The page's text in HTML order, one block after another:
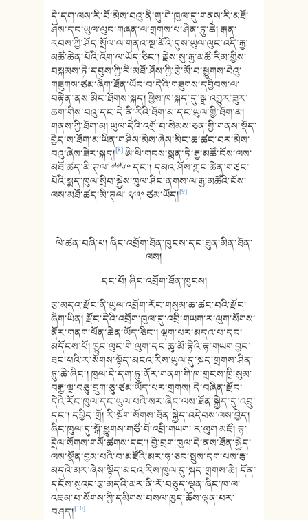
དེ་དག་ལས་རི་བོ་མེས་བའུ་ནི་གུ་གེ་ཁུལ་དུ་གནས་རི་མཐོ་
ཤོས་དང་ཡུལ་ལུང་གཞན་ལ་གྲགས་པ་ཤིན་ཏུ་ཆེ། རྒན་
རབས་ཀྱི་ཤོད་སྲོལ་ལ་གནའ་སྔ་མོའི་དུས་ཡུལ་ལུང་འདི་རྒྱ་
མཚོ་ཆེན་པོའི་འོག་ལ་ཡོད་ཅིང་། རྗེས་སུ་རྒྱ་མཚོ་རིམ་གྱིས་
བསྐམས་ཏེ་དབུས་ཀྱི་རི་མཐོ་ཤོས་ཀྱི་རྩེ་མོ་བ་ཕྱུགས་བེའུ་
གཟུགས་ཙམ་ཞིག་ཐོན་ཡོང་བ་དེའི་གཟུགས་དབྱིབས་ལ་
བརྟེན་ནས་མིང་ཐོགས་སྐད། ཕྱིས་ཁ་སྐད་དུ་སྒྲ་འགྱུར་ཟུར་
ཆག་གིས་བའུ་དང་དེ་ནི་རིའི་ཐོག་མ་དང་ཡུལ་གྱི་ཐོག་མ།
གནས་ཀྱི་ཐོག་མ། ཡུལ་དེའི་འགྲོ་བ་སེམས་ཅན་གྱི་གནས་སྡོད་
བྱེད་ས་ཐོག་མ་ཡིན་གཤིས་མེས་ཞེས་མིང་ཆ་ཚང་བར་མེས་
བའུ་ཞེས་ཟེར་སྐད།[8]ཨི་ཕི་གངས་སྨན་ཏེ་རྒྱ་མཚོ་ངོས་ལས་
མཐོ་ཚད་མི་ཊལ་ ༧༧༦༠ དང་། དམའ་ཤོས་གླང་ཆེན་གཙང་
པོའི་སྨད་ཁུལ་སྲིབ་སྐྱེས་ཁུལ་ཤིང་ནགས་ལ་རྒྱ་མཚོའི་ངོས་
ལས་མཐོ་ཚད་མི་ཊལ་ ༢༩༣༠ ཙམ་ཡོད།[9]
ལེ་ཚན་བཞི་པ། ཞིང་འབྲོག་ཐོན་ཁུངས་དང་ཐུན་མིན་ཐོན་
ལས།
དང་པོ། ཞིང་འབྲོག་ཐོན་ཁུངས།
རྩ་མདའ་རྫོང་ནི་ཡུལ་འབྲོག་རོང་གསུམ་ཆ་ཚང་བའི་རྫོང་
ཞིག་ཡིན། རྫོང་དེའི་འབྲོག་ཁུལ་དུ་འབྲི་གཡག་ར་ལུག་སོགས་
ནོར་གནག་ཕོན་ཆེན་ཡོད་ཅིང་། ལྷག་པར་མདའ་པ་དང་
མདོངས་པོ། ཁྱུང་ལུང་གི་ལུག་དང་ཆུ་མོ་རྟིའི་རྟ་གཡག བྱང་
ཐང་པའི་ར་སོགས་སྟོད་མངའ་རིས་ཡུལ་དུ་སྐད་གྲགས་ཤིན་
ཏུ་ཆེ་ཞིང་། ཁུལ་དེ་དག་ཏུ་ནོར་གནག་གི་ཁ་གྲངས་ཁྲི་སུམ་
བརྒྱ་ལྔ་བཅུ་དྲུག་ཅུ་ཙམ་ཡོད་པར་གྲགས། དེ་བཞིན་རྫོང་
དེའི་རོང་ཁུལ་དང་ཡུལ་པའི་སར་ཞིང་ལས་ཐོན་སྐྱེད་དུ་འབྲུ་
དང་། དཔྱིད་གྲོ། རི་སྒོག་སོགས་ཐོན་སྐྱེད་འདེབས་ལས་བྱེད།
ཞིང་ཁུལ་དུ་སྒོ་ཕྱུགས་གཙོ་བོ་འབྲི་གཡག་ ར་ལུག མཛོ། རྟ་
དྲེལ་སོགས་གསོ་ཚགས་དང་། བྱེ་བྲག་ཁུལ་དེ་ནས་ཐོན་སྐྱེད་
ལས་སྣོན་བྱས་པའི་བ་མཛོའི་མར་ཧ་ཅང་སྤུས་དག་པས་རྩ་
མདའི་མར་ཞེས་སྟོད་མངའ་རིས་ཁུལ་དུ་སྐད་གྲགས་ཆེ། དོན་
དངོས་སུའང་རྩ་མདའི་མར་ནི་རོ་བཅུད་ལྡན་ཞིང་ཁ་ལ་
འཇམ་པ་སོགས་ཀྱི་དམིགས་བསལ་ཁྱད་ཆོས་ལྡན་པར་
བཤད།[10]